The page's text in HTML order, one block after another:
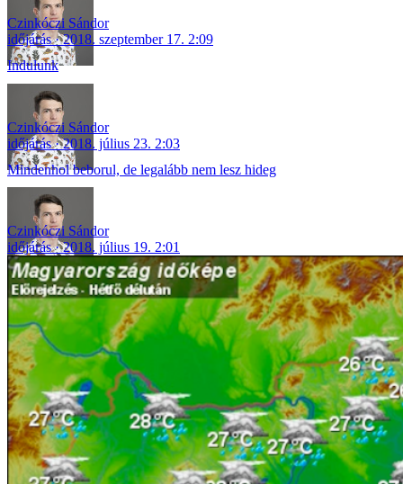
Czinkóczi Sándor
időjárás
2018. szeptember 17. 2:09
Indulunk
Czinkóczi Sándor
időjárás
2018. július 23. 2:03
Mindenhol beborul, de legalább nem lesz hideg
Czinkóczi Sándor
időjárás
2018. július 19. 2:01